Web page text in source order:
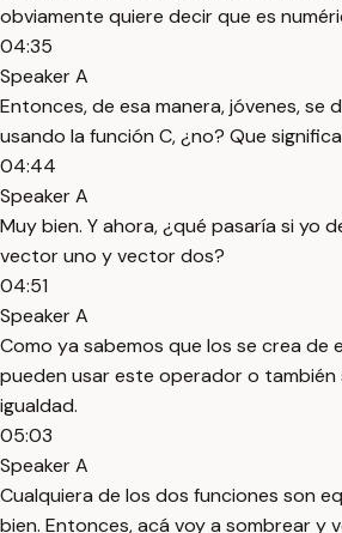
obviamente quiere decir que es
04:35
Speaker A
Entonces, de esa manera, jóvenes, se
usando la función C, ¿no? Que
04:44
Speaker A
Muy bien. Y ahora, ¿qué pasaría si yo
vector uno y vector dos?
04:51
Speaker A
Como ya sabemos que los se crea de
pueden usar este operador o también
igualdad.
05:03
Speaker A
Cualquiera de los dos funciones son
bien. Entonces, acá voy a sombrear y